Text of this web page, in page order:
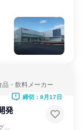
品・飲料メーカー
発
締切：8月17日